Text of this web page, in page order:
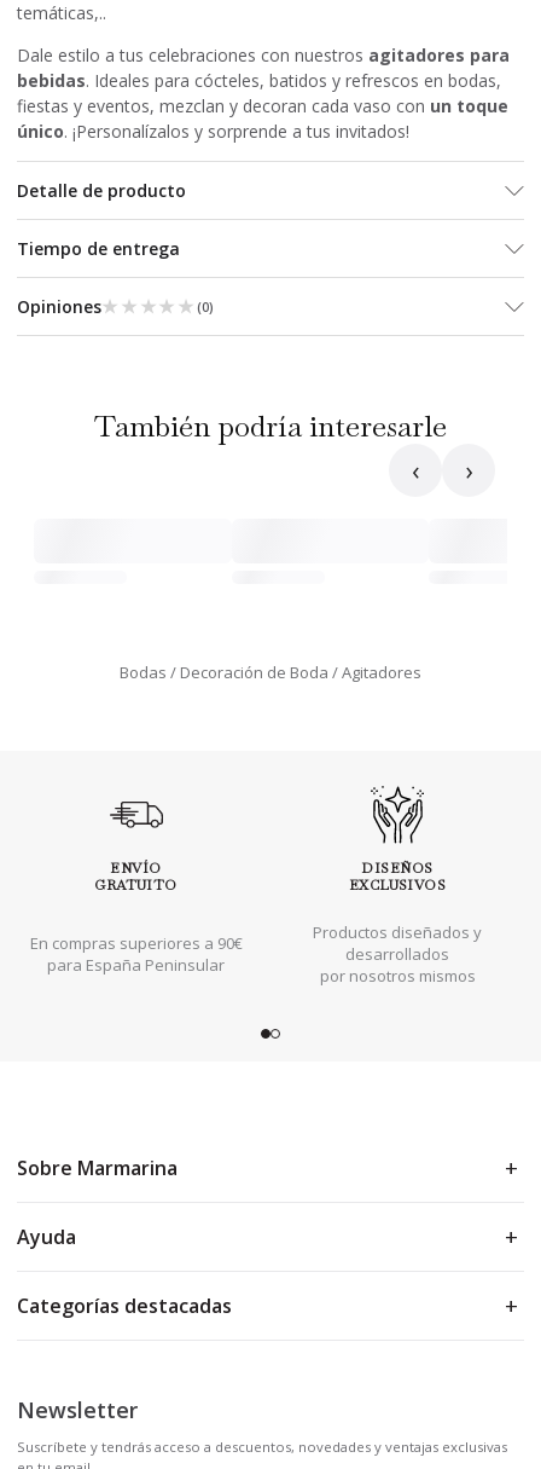
temáticas,..
Dale estilo a tus celebraciones con nuestros agitadores para
bebidas. Ideales para cócteles, batidos y refrescos en bodas,
fiestas y eventos, mezclan y decoran cada vaso con un toque
único. ¡Personalízalos y sorprende a tus invitados!
Detalle de producto
Tiempo de entrega
Opiniones★★★★★
★★★★★ (0)
También podría interesarle
‹ ›
Bodas Decoración de Boda Agitadores
ENVÍO
GRATUITO
En compras superiores a 90€
para España Peninsular
DISEÑOS
EXCLUSIVOS
Productos diseñados y
desarrollados
por nosotros mismos
Sobre Marmarina
Ayuda
Categorías destacadas
Newsletter
Suscríbete y tendrás acceso a descuentos, novedades y ventajas exclusivas